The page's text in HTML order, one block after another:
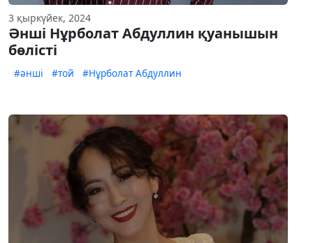
3 қыркүйек, 2024
Әнші Нұрболат Абдуллин қуанышын
бөлісті
#әнші #той #Нұрболат Абдуллин